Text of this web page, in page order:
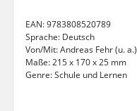
EAN:9783808520789
Sprache: Deutsch
Von/Mit:Andreas Fehr (u. a.)
Maße:215 x 170 x 25 mm
Genre:Schule und Lernen